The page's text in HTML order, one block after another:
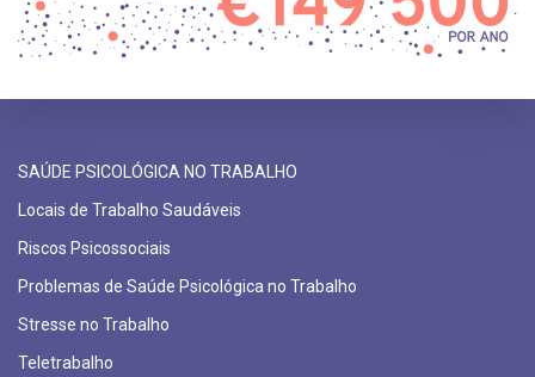
SAÚDE PSICOLÓGICA NO TRABALHO
Locais de Trabalho Saudáveis
Riscos Psicossociais
Problemas de Saúde Psicológica no Trabalho
Stresse no Trabalho
Teletrabalho